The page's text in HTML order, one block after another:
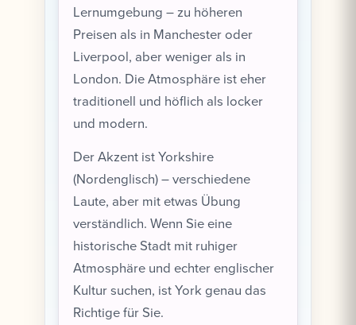
Lernumgebung – zu höheren
Preisen als in Manchester oder
Liverpool, aber weniger als in
London. Die Atmosphäre ist eher
traditionell und höflich als locker
und modern.
Der Akzent ist Yorkshire
(Nordenglisch) – verschiedene
Laute, aber mit etwas Übung
verständlich. Wenn Sie eine
historische Stadt mit ruhiger
Atmosphäre und echter englischer
Kultur suchen, ist York genau das
Richtige für Sie.